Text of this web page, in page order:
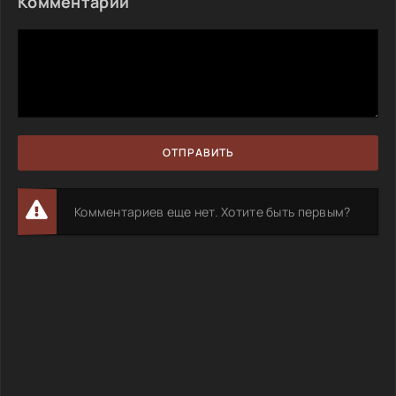
ОТПРАВИТЬ
Комментариев еще нет. Хотите быть первым?